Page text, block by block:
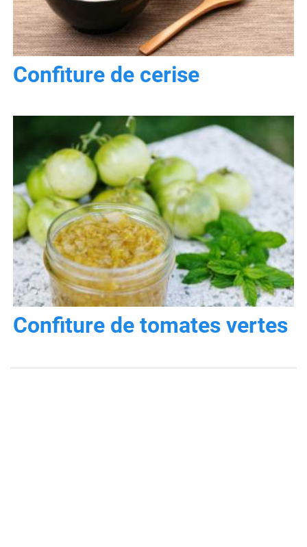
Confiture de cerise
Confiture de tomates vertes